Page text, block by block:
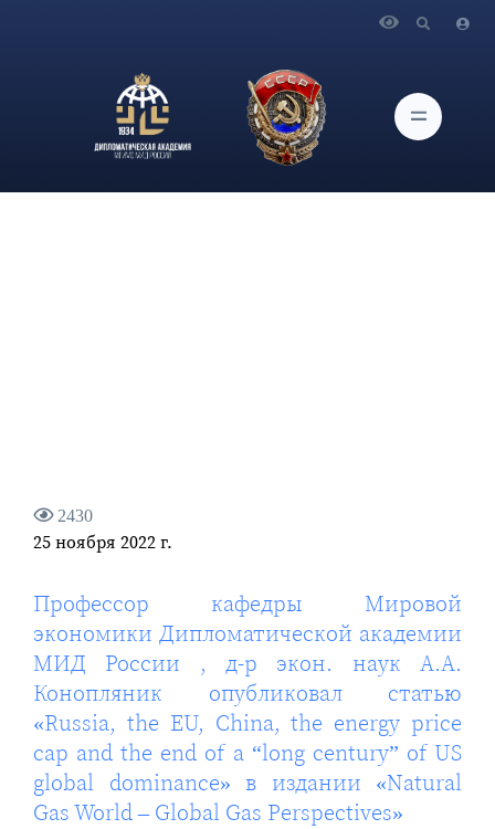
Дипломатической академии МИД России , д-р экон. наук
А.А. Конопляник опубликовал статью «Russia, the EU, China,
the energy price cap and the end of a “long century” of US global
2430
25 ноября 2022 г.
Профессор кафедры Мировой
экономики Дипломатической академии
МИД России , д-р экон. наук А.А.
Конопляник опубликовал статью
«Russia, the EU, China, the energy price
cap and the end of a “long century” of US
global dominance» в издании «Natural
Gas World – Global Gas Perspectives»